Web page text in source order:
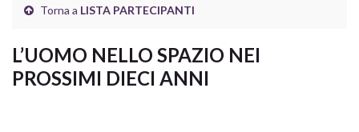
Torna a LISTA PARTECIPANTI
L’UOMO NELLO SPAZIO NEI
PROSSIMI DIECI ANNI